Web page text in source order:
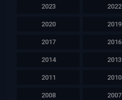
2023 2022
2020 2019
2017 2016
2014 2013
2011 2010
2008 2007